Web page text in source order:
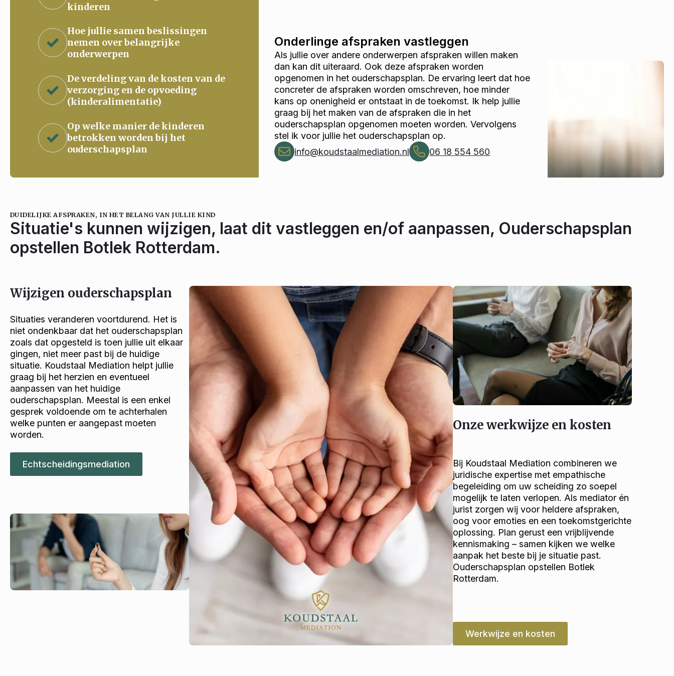
kinderen
Hoe jullie samen beslissingen
nemen over belangrijke
onderwerpen
De verdeling van de kosten van de
verzorging en de opvoeding
(kinderalimentatie)
Op welke manier de kinderen
betrokken worden bij het
ouderschapsplan
Onderlinge afspraken vastleggen
Als jullie over andere onderwerpen afspraken willen maken
dan kan dit uiteraard. Ook deze afspraken worden
opgenomen in het ouderschapsplan. De ervaring leert dat hoe
concreter de afspraken worden omschreven, hoe minder
kans op onenigheid er ontstaat in de toekomst. Ik help jullie
graag bij het maken van de afspraken die in het
ouderschapsplan opgenomen moeten worden. Vervolgens
stel ik voor jullie het ouderschapsplan op.
info@koudstaalmediation.nl
06 18 554 560
DUIDELIJKE AFSPRAKEN, IN HET BELANG VAN JULLIE KIND
Situatie's kunnen wijzigen, laat dit vastleggen en/of aanpassen, Ouderschapsplan
opstellen Botlek Rotterdam.
Wijzigen ouderschapsplan
Situaties veranderen voortdurend. Het is
niet ondenkbaar dat het ouderschapsplan
zoals dat opgesteld is toen jullie uit elkaar
gingen, niet meer past bij de huidige
situatie. Koudstaal Mediation helpt jullie
graag bij het herzien en eventueel
aanpassen van het huidige
ouderschapsplan. Meestal is een enkel
gesprek voldoende om te achterhalen
welke punten er aangepast moeten
worden.
Echtscheidingsmediation
Onze werkwijze en kosten
Bij Koudstaal Mediation combineren we
juridische expertise met empathische
begeleiding om uw scheiding zo soepel
mogelijk te laten verlopen. Als mediator én
jurist zorgen wij voor heldere afspraken,
oog voor emoties en een toekomstgerichte
oplossing. Plan gerust een vrijblijvende
kennismaking – samen kijken we welke
aanpak het beste bij je situatie past.
Ouderschapsplan opstellen Botlek
Rotterdam.
Werkwijze en kosten